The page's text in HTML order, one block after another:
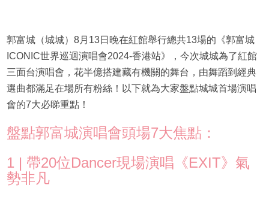
郭富城（城城）8月13日晚在紅館舉行總共13場的《郭富城
ICONIC世界巡迴演唱會2024-香港站》，今次城城為了紅館
三面台演唱會，花半億搭建藏有機關的舞台，由舞蹈到經典
選曲都滿足在場所有粉絲！以下就為大家盤點城城首場演唱
會的7大必睇重點！
盤點郭富城演唱會頭場7大焦點：
1 | 帶20位Dancer現場演唱《EXIT》氣
勢非凡